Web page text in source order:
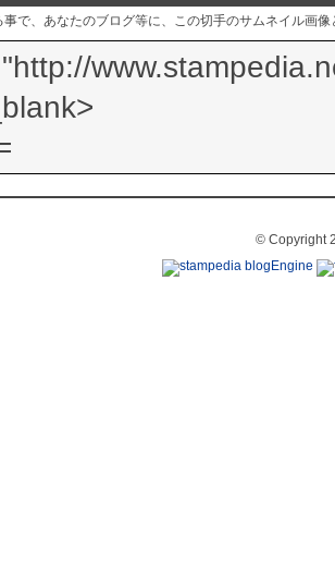
で、あなたのブログ等に、この切手のサムネイル画
© Copyright